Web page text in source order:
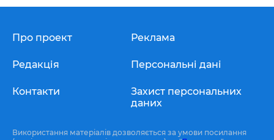
Про проект
Редакція
Контакти
Реклама
Персональні дані
Захист персональних
даних
Використання матеріалів дозволяється за умови посилання